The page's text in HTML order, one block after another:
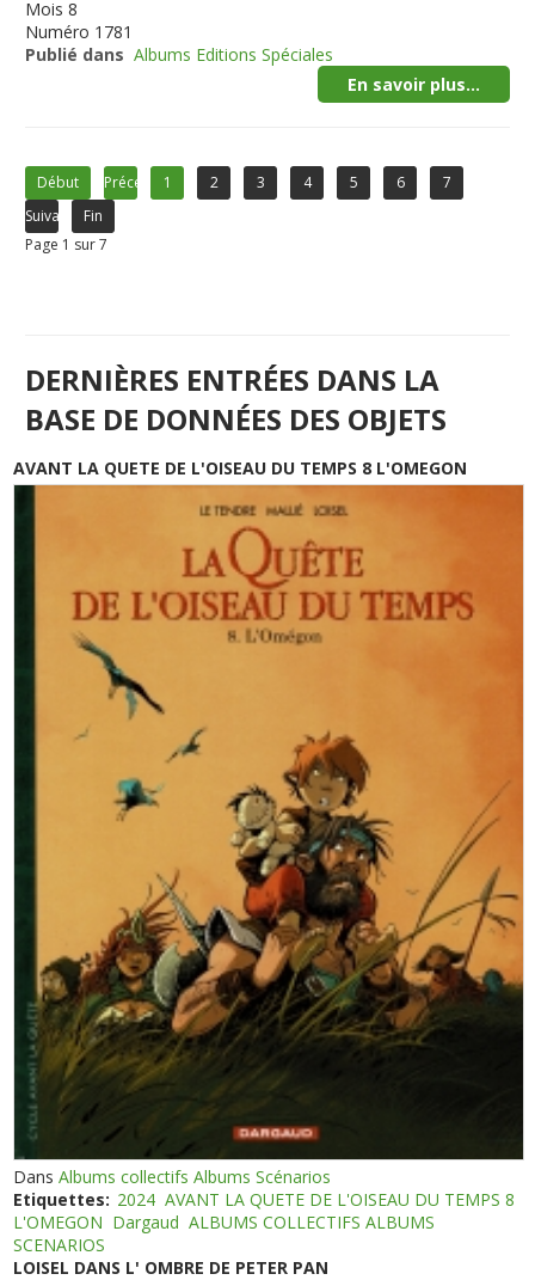
Mois 8
Numéro 1781
Publié dans Albums Editions Spéciales
En savoir plus...
Début Précédent1 2 3 4 5 6
7
Suivant
Fin
Page 1 sur 7
DERNIÈRES ENTRÉES DANS LA
BASE DE DONNÉES DES OBJETS
AVANT LA QUETE DE L'OISEAU DU TEMPS 8 L'OMEGON
DansAlbums collectifs Albums Scénarios
Etiquettes: 2024 AVANT LA QUETE DE L'OISEAU DU TEMPS 8
L'OMEGON Dargaud ALBUMS COLLECTIFS ALBUMS
SCENARIOS
LOISEL DANS L' OMBRE DE PETER PAN